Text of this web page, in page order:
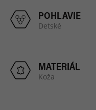
POHLAVIE
Detské
MATERIÁL
Koža